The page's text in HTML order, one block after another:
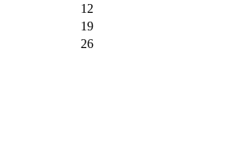
12
19
26